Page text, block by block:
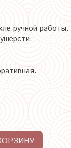
ручной работы.